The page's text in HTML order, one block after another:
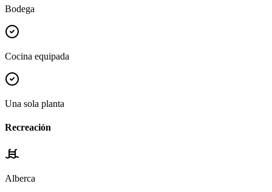
Bodega
Cocina equipada
Una sola planta
Recreación
Alberca